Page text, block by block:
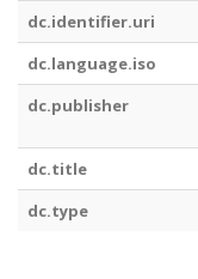
dc.identifier.uri
dc.language.iso
dc.publisher
dc.title
dc.type